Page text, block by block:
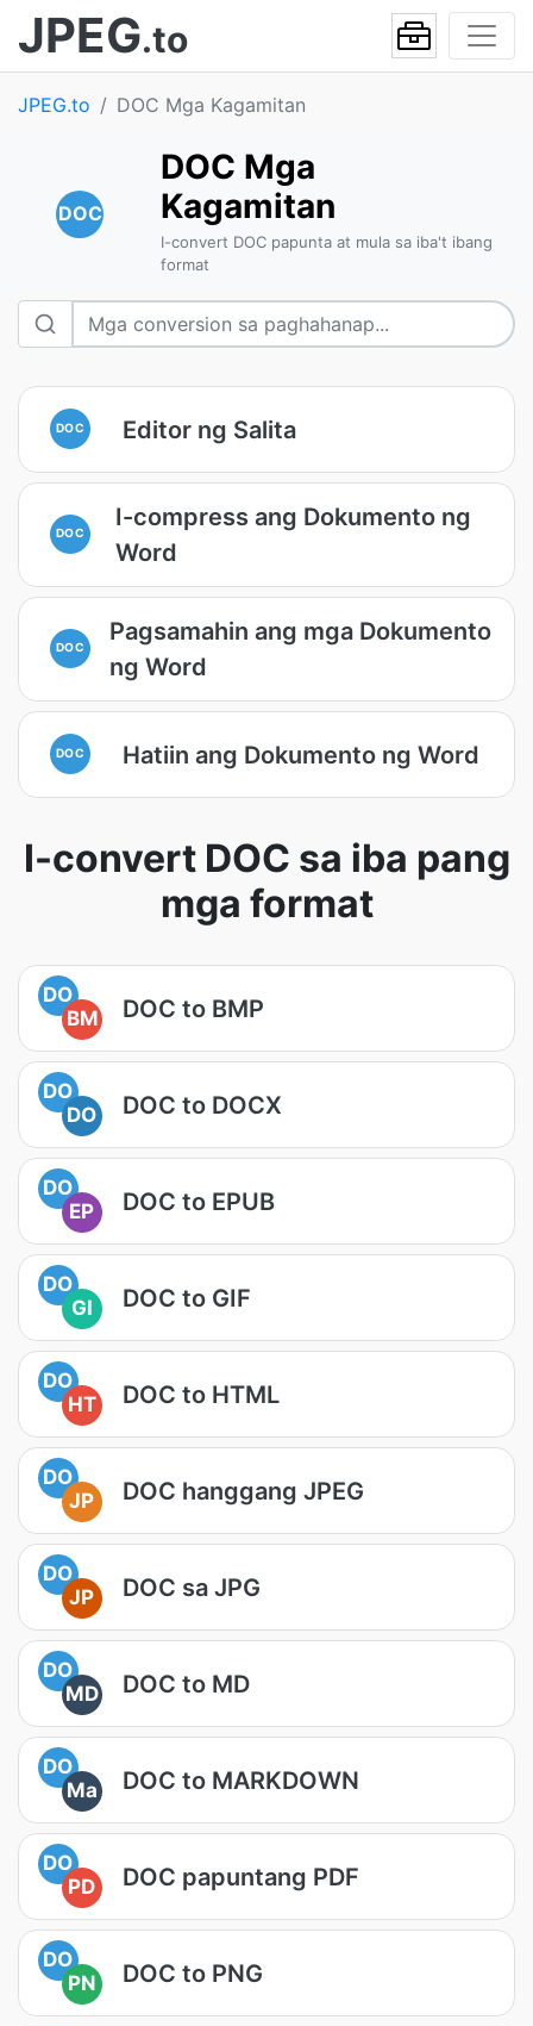
JPEG.to
JPEG.to DOC Mga Kagamitan
DOC
DOC Mga
Kagamitan
I-convert DOC papunta at mula sa iba't ibang
format
DOC Editor ng Salita
DOC
I-compress ang Dokumento ng
Word
DOC
Pagsamahin ang mga Dokumento
ng Word
DOC Hatiin ang Dokumento ng Word
I-convert DOC sa iba pang
mga format
DO
BM
DOC to BMP
DO
DO
DOC to DOCX
DO
EP
DOC to EPUB
DO
GI
DOC to GIF
DO
HT
DOC to HTML
DO
JP
DOC hanggang JPEG
DO
JP
DOC sa JPG
DO
MD
DOC to MD
DO
Ma
DOC to MARKDOWN
DO
PD
DOC papuntang PDF
DO
PN
DOC to PNG